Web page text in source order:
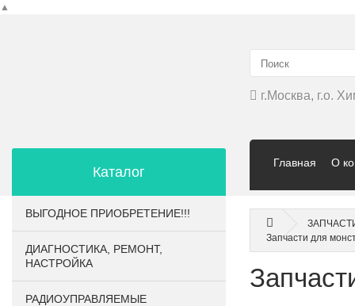
▲
г.Москва, г.о.
Главная О
Каталог
ВЫГОДНОЕ ПРИОБРЕТЕНИЕ!!!
ДИАГНОСТИКА, РЕМОНТ,
НАСТРОЙКА
РАДИОУПРАВЛЯЕМЫЕ
Запчасти для